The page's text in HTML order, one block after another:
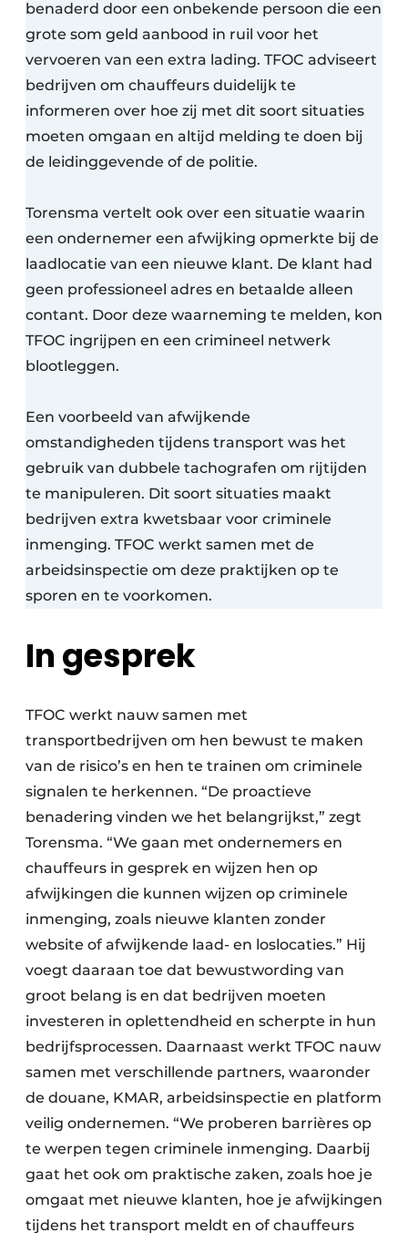
benaderd door een onbekende persoon die een
grote som geld aanbood in ruil voor het
vervoeren van een extra lading. TFOC adviseert
bedrijven om chauffeurs duidelijk te
informeren over hoe zij met dit soort situaties
moeten omgaan en altijd melding te doen bij
de leidinggevende of de politie.
Torensma vertelt ook over een situatie waarin
een ondernemer een afwijking opmerkte bij de
laadlocatie van een nieuwe klant. De klant had
geen professioneel adres en betaalde alleen
contant. Door deze waarneming te melden, kon
TFOC ingrijpen en een crimineel netwerk
blootleggen.
Een voorbeeld van afwijkende
omstandigheden tijdens transport was het
gebruik van dubbele tachografen om rijtijden
te manipuleren. Dit soort situaties maakt
bedrijven extra kwetsbaar voor criminele
inmenging. TFOC werkt samen met de
arbeidsinspectie om deze praktijken op te
sporen en te voorkomen.
In gesprek
TFOC werkt nauw samen met
transportbedrijven om hen bewust te maken
van de risico’s en hen te trainen om criminele
signalen te herkennen. “De proactieve
benadering vinden we het belangrijkst,” zegt
Torensma. “We gaan met ondernemers en
chauffeurs in gesprek en wijzen hen op
afwijkingen die kunnen wijzen op criminele
inmenging, zoals nieuwe klanten zonder
website of afwijkende laad- en loslocaties.” Hij
voegt daaraan toe dat bewustwording van
groot belang is en dat bedrijven moeten
investeren in oplettendheid en scherpte in hun
bedrijfsprocessen. Daarnaast werkt TFOC nauw
samen met verschillende partners, waaronder
de douane, KMAR, arbeidsinspectie en platform
veilig ondernemen. “We proberen barrières op
te werpen tegen criminele inmenging. Daarbij
gaat het ook om praktische zaken, zoals hoe je
omgaat met nieuwe klanten, hoe je afwijkingen
tijdens het transport meldt en of chauffeurs